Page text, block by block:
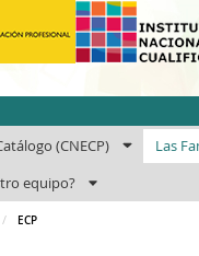
(CNECP) Las
equipo?
ECP